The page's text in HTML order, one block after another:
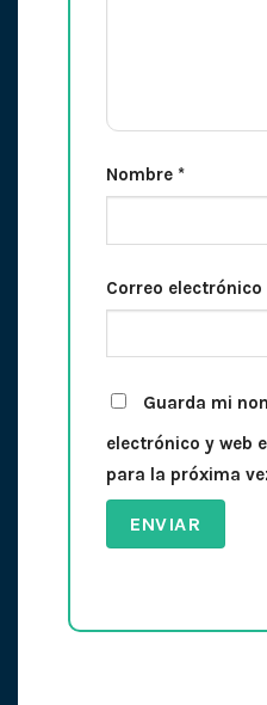
Nombre *
Correo electrónico
Guarda mi
electrónico y web
para la próxima